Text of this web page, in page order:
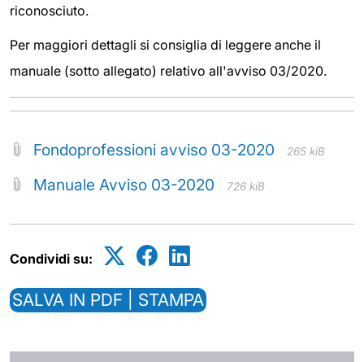
riconosciuto.
Per maggiori dettagli si consiglia di leggere anche il
manuale (sotto allegato) relativo all'avviso 03/2020.
Fondoprofessioni avviso 03-2020 265 kiB
Manuale Avviso 03-2020 726 kiB
Condividi su:
SALVA IN PDF | STAMPA